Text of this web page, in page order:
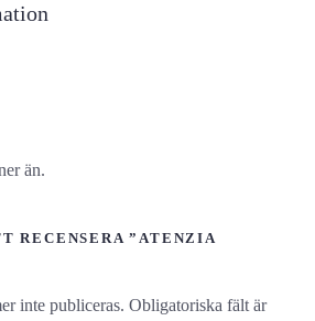
än.
RECENSERA ”ATENZIA
inte publiceras. Obligatoriska fält är